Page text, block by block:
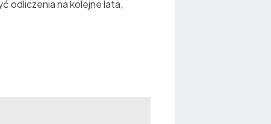
odliczenia na kolejne lata,